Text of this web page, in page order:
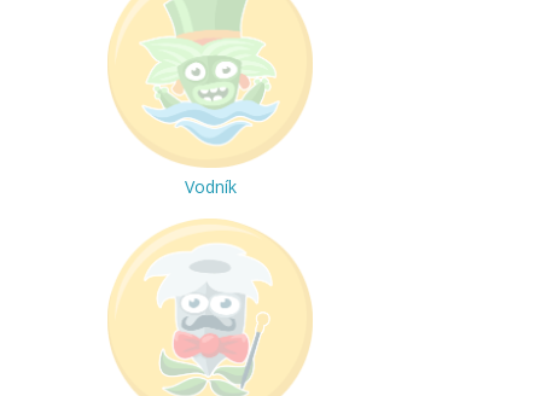
Vodník